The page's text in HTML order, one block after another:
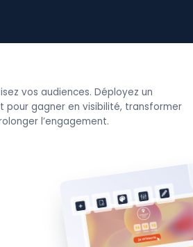
vos audiences. Déployez un
gagner en visibilité, transformer
l’engagement.